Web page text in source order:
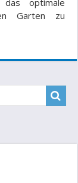
optimale
Garten zu